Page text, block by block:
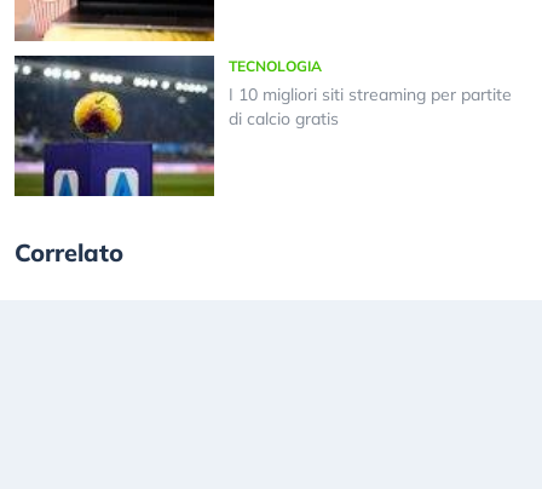
TECNOLOGIA
I 10 migliori siti streaming per partite
di calcio gratis
Correlato